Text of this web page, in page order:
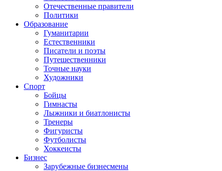
Отечественные правители
Политики
Образование
Гуманитарии
Естественники
Писатели и поэты
Путешественники
Точные науки
Художники
Спорт
Бойцы
Гимнасты
Лыжники и биатлонисты
Тренеры
Фигуристы
Футболисты
Хоккеисты
Бизнес
Зарубежные бизнесмены